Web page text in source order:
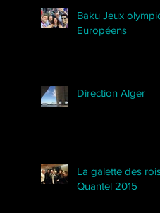
Baku Jeux
Européens
Direction Alger
La galette des
Quantel 2015